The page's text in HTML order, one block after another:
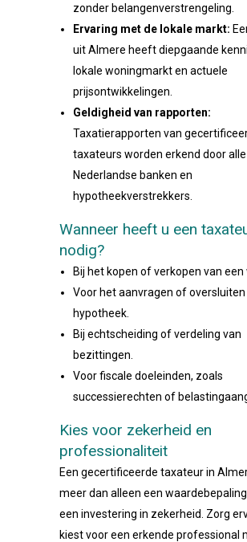
zonder belangenverstrengeling.
Ervaring met de lokale markt:
uit Almere heeft diepgaande
lokale woningmarkt en actuele
prijsontwikkelingen.
Geldigheid van rapporten:
Taxatierapporten van
taxateurs worden erkend door alle
Nederlandse banken en
hypotheekverstrekkers.
Wanneer heeft u een
nodig?
Bij het kopen of verkopen van een
Voor het aanvragen of oversluiten
hypotheek.
Bij echtscheiding of verdeling van
bezittingen.
Voor fiscale doeleinden, zoals
successierechten of
Kies voor zekerheid en
professionaliteit
Een gecertificeerde taxateur in
meer dan alleen een
een investering in zekerheid. Zorg
kiest voor een erkende professional